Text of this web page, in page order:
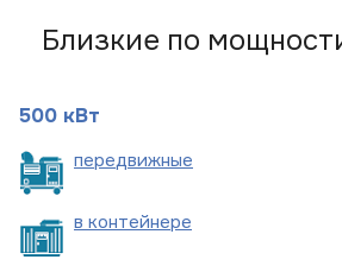
Близкие по
500 кВт
передвижные
в контейнере